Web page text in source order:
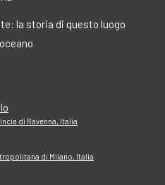
la storia di questo luogo
di Ravenna, Italia
di Milano, Italia